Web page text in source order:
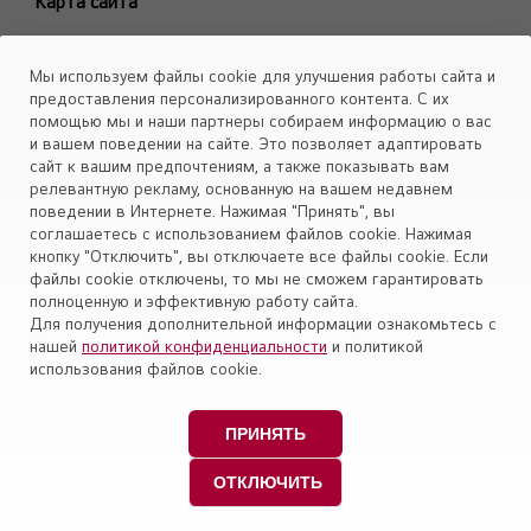
ARTCOOL Objet Green
Deluxe Pro
Air PuriCare
Evo Max
Eco Smart
Look Smart
ProCool
Mega Dual Plus
Mega Smart
Скачать
Объекты
Установите приложение «Cервис кондиционеров LG Aircon»
Политика конфиденциальности
Персональные данные пользователей
Электроникс) Россия. Все права защищены.
Мы используем файлы cookie для улучшения работы сайта и
предоставления персонализированного контента. С их
помощью мы и наши партнеры собираем информацию о вас
и вашем поведении на сайте. Это позволяет адаптировать
сайт к вашим предпочтениям, а также показывать вам
релевантную рекламу, основанную на вашем недавнем
поведении в Интернете. Нажимая "Принять", вы
соглашаетесь с использованием файлов cookie. Нажимая
кнопку "Отключить", вы отключаете все файлы cookie. Если
файлы cookie отключены, то мы не сможем гарантировать
полноценную и эффективную работу сайта.
Для получения дополнительной информации ознакомьтесь с
нашей политикой конфиденциальности и политикой
использования файлов cookie.
ПРИНЯТЬ
ОТКЛЮЧИТЬ